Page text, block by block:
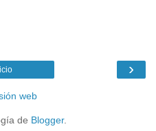
›
web
de Blogger.